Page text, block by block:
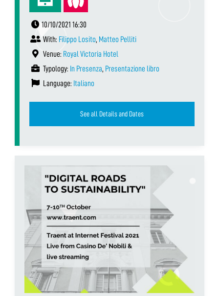
10/10/2021 16:30
With: Filippo Losito, Matteo Pelliti
Venue: Royal Victoria Hotel
Typology: In Presenza, Presentazione libro
Language: Italiano
See all Details and Dates